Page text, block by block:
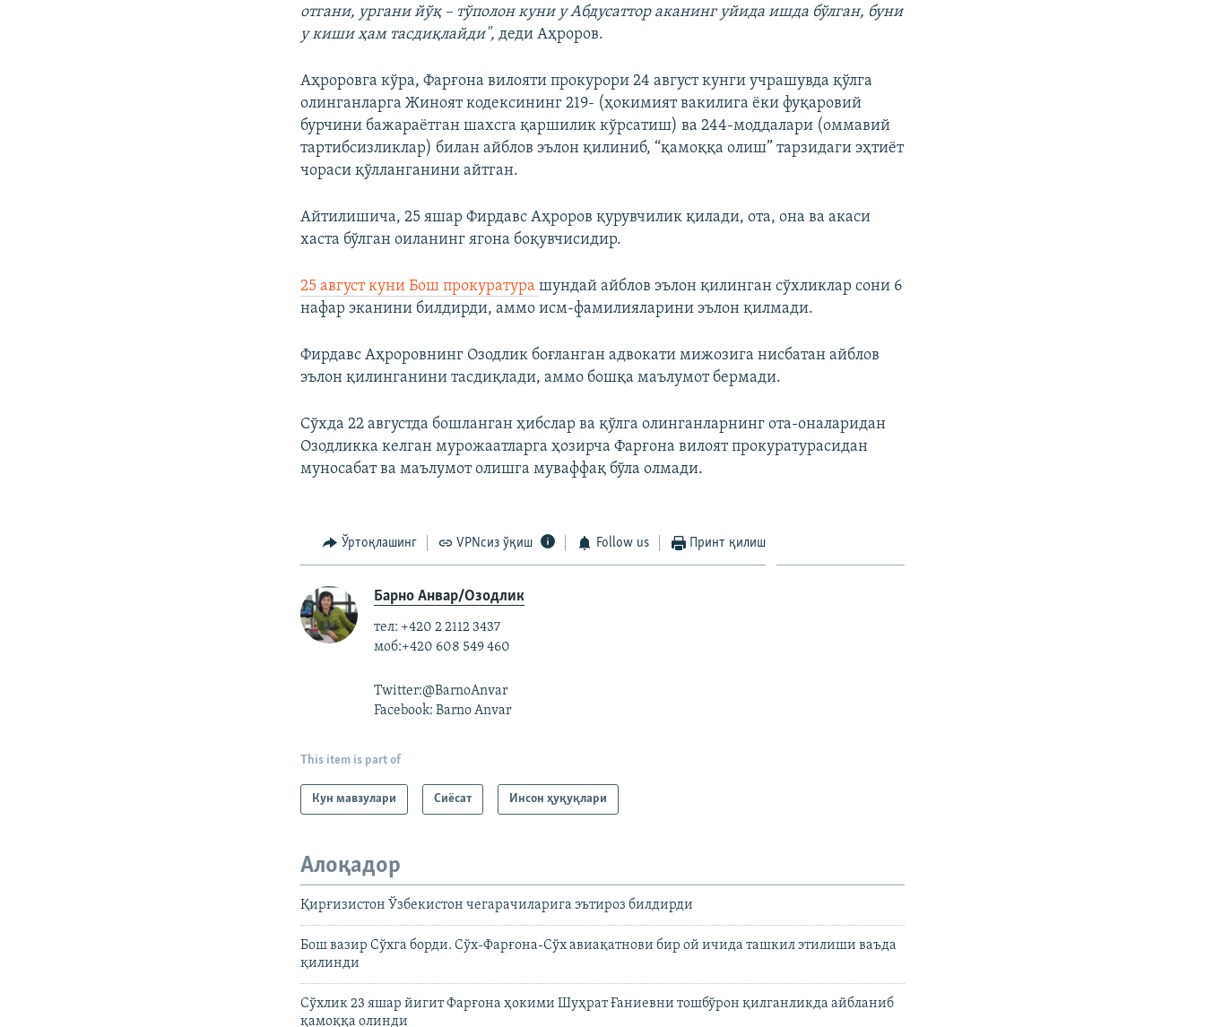
отгани, ургани йўқ – тўполон куни у Абдусаттор аканинг уйида ишда бўлган, буни
у киши ҳам тасдиқлайди", деди Аҳроров.
Аҳроровга кўра, Фарғона вилояти прокурори 24 август кунги учрашувда қўлга
олинганларга Жиноят кодексининг 219- (ҳокимият вакилига ёки фуқаровий
бурчини бажараётган шахсга қаршилик кўрсатиш) ва 244-моддалари (оммавий
тартибсизликлар) билан айблов эълон қилиниб, “қамоққа олиш” тарзидаги эҳтиёт
чораси қўлланганини айтган.
Айтилишича, 25 яшар Фирдавс Аҳроров қурувчилик қилади, ота, она ва акаси
хаста бўлган оиланинг ягона боқувчисидир.
25 август куни Бош прокуратурашундай айблов эълон қилинган сўхликлар сони 6
нафар эканини билдирди, аммо исм-фамилияларини эълон қилмади.
Фирдавс Аҳроровнинг Озодлик боғланган адвокати мижозига нисбатан айблов
эълон қилинганини тасдиқлади, аммо бошқа маълумот бермади.
Сўхда 22 августда бошланган ҳибслар ва қўлга олинганларнинг ота-оналаридан
Озодликка келган мурожаатларга ҳозирча Фарғона вилоят прокуратурасидан
муносабат ва маълумот олишга муваффақ бўла олмади.
Ўртоқлашинг VPNсиз ўқиш Follow us Принт қилиш
Барно Анвар/Озодлик
тел: +420 2 2112 3437
моб:+420 608 549 460
Twitter:@BarnoAnvar
Facebook: Barno Anvar
This item is part of
Кун мавзулари Сиёсат Инсон ҳуқуқлари
Алоқадор
Қирғизистон Ўзбекистон чегарачиларига эътироз билдирди
Бош вазир Сўхга борди. Сўх-Фарғона-Сўх авиақатнови бир ой ичида ташкил этилиши ваъда
қилинди
Сўхлик 23 яшар йигит Фарғона ҳокими Шуҳрат Ғаниевни тошбўрон қилганликда айбланиб
қамоққа олинди